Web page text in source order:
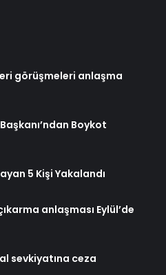
görüşmeleri anlaşma
Boykot
5 Kişi Yakalandı
anlaşması Eylül’de
sevkiyatına ceza